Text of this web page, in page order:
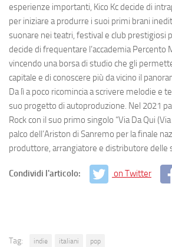
esperienze importanti, Kico Kc decide di
per iniziare a produrre i suoi primi brani
suonare nei teatri, festival e club prestigiosi
decide di frequentare l’accademia Percento
vincendo una borsa di studio che gli
capitale e di conoscere più da vicino il
Da lì a poco ricomincia a scrivere melodie e
suo progetto di autoproduzione. Nel 2021
Rock con il suo primo singolo “Via Da Qui
palco dell’Ariston di Sanremo per la finale
produttore, arrangiatore e distributore delle
Condividi l'articolo: on Twitter
Tag: indie italiani pop